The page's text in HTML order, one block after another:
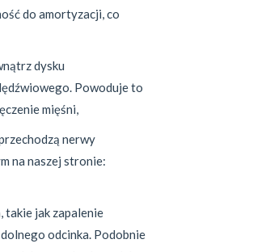
do amortyzacji, co
dysku
Powoduje to
mięśni,
nerwy
na naszej stronie:
takie jak zapalenie
odcinka. Podobnie